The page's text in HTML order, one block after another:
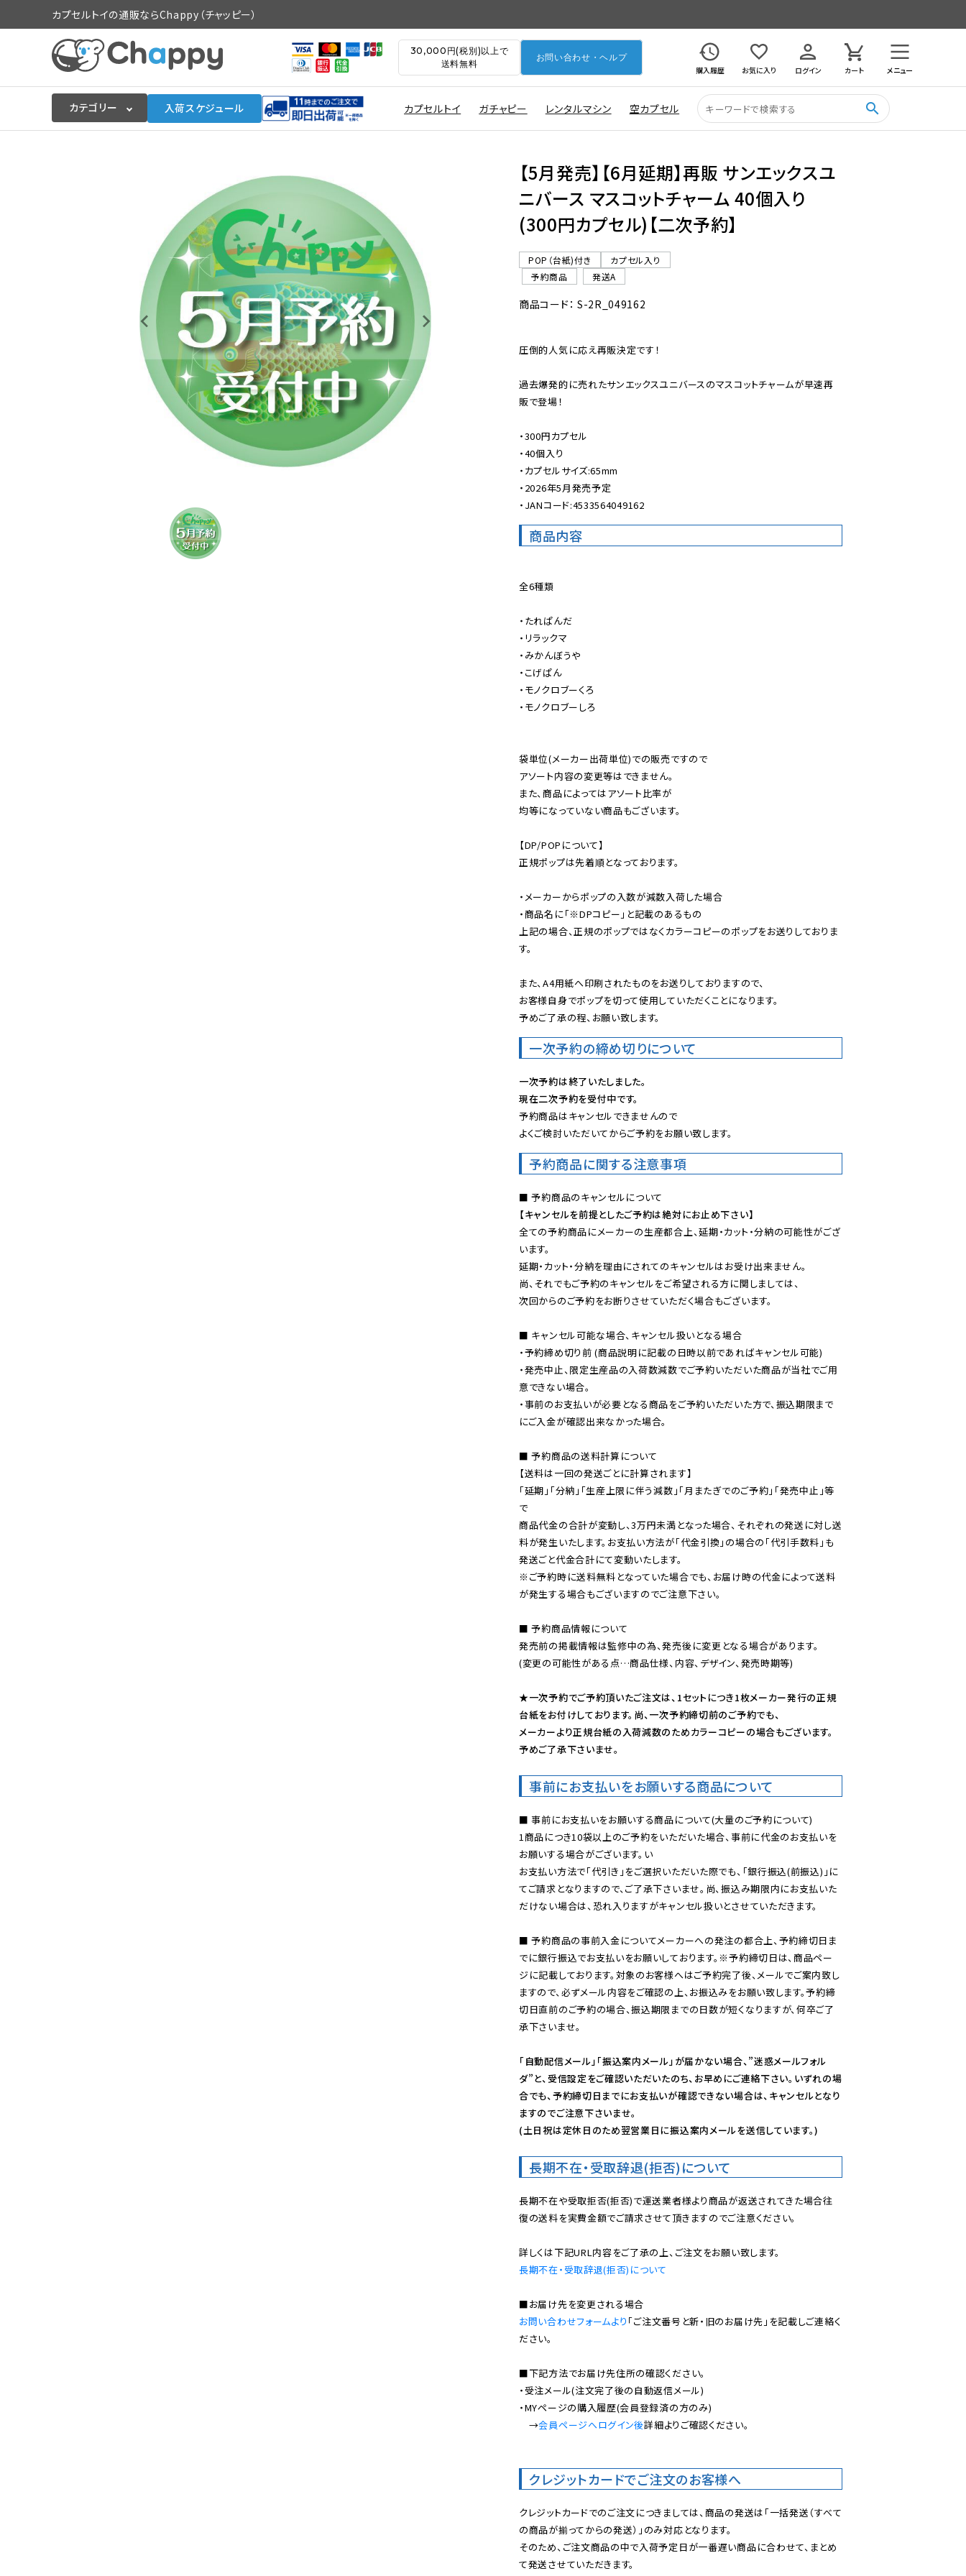
カプセルトイの通販ならChappy（チャッピー）
30,000円(税別)以上で
送料無料
お問い合わせ・ヘルプ
購入履歴
お気に入り ログイン カート メニュー
カテゴリー 入荷スケジュール カプセルトイ ガチャピー レンタルマシン 空カプセル search
【5月発売】【6月延期】再販 サンエックスユ
ニバース マスコットチャーム 40個入り
(300円カプセル)【二次予約】
POP（台紙)付き
カプセル入り
予約商品
発送A
商品コード： S-2R_049162
圧倒的人気に応え再販決定です！
過去爆発的に売れたサンエックスユニバースのマスコットチャームが早速再
販で登場！
・300円カプセル
・40個入り
・カプセルサイズ:65mm
・2026年5月発売予定
・JANコード:4533564049162
商品内容
全6種類
・たれぱんだ
・リラックマ
・みかんぼうや
・こげぱん
・モノクロブーくろ
・モノクロブーしろ
袋単位(メーカー出荷単位)での販売ですので
アソート内容の変更等はできません。
また、商品によってはアソート比率が
均等になっていない商品もございます。
【DP/POPについて】
正規ポップは先着順となっております。
・メーカーからポップの入数が減数入荷した場合
・商品名に「※DPコピー」と記載のあるもの
上記の場合、正規のポップではなくカラーコピーのポップをお送りしておりま
す。
また、A4用紙へ印刷されたものをお送りしておりますので、
お客様自身でポップを切って使用していただくことになります。
予めご了承の程、お願い致します。
一次予約の締め切りについて
一次予約は終了いたしました。
現在二次予約を受付中です。
予約商品はキャンセルできませんので
よくご検討いただいてからご予約をお願い致します。
予約商品に関する注意事項
【キャンセルを前提としたご予約は絶対にお止め下さい】
全ての予約商品にメーカーの生産都合上、延期・カット・分納の可能性がござ
います。
延期・カット・分納を理由にされてのキャンセルはお受け出来ません。
尚、それでもご予約のキャンセルをご希望される方に関しましては、
次回からのご予約をお断りさせていただく場合もございます。
■ キャンセル可能な場合、キャンセル扱いとなる場合
・予約締め切り前 (商品説明に記載の日時以前であればキャンセル可能)
・発売中止、限定生産品の入荷数減数でご予約いただいた商品が当社でご用
意できない場合。
・事前のお支払いが必要となる商品をご予約いただいた方で、振込期限まで
にご入金が確認出来なかった場合。
■ 予約商品の送料計算について
【送料は一回の発送ごとに計算されます】
「延期」「分納」「生産上限に伴う減数」「月またぎでのご予約」「発売中止」等
で
商品代金の合計が変動し、3万円未満となった場合、それぞれの発送に対し送
料が発生いたします。お支払い方法が「代金引換」の場合の「代引手数料」も
※ご予約時に送料無料となっていた場合でも、お届け時の代金によって送料
が発生する場合もございますのでご注意下さい。
■ 予約商品情報について
発売前の掲載情報は監修中の為、発売後に変更となる場合があります。
(変更の可能性がある点…商品仕様、内容、デザイン、発売時期等)
★一次予約でご予約頂いたご注文は、1セットにつき1枚メーカー発行の正規
台紙をお付けしております。尚、一次予約締切前のご予約でも、
メーカーより正規台紙の入荷減数のためカラーコピーの場合もございます。
予めご了承下さいませ。
事前にお支払いをお願いする商品について
■ 事前にお支払いをお願いする商品について(大量のご予約について)
1商品につき10袋以上のご予約をいただいた場合、事前に代金のお支払いを
お願いする場合がございます。い
お支払い方法で「代引き」をご選択いただいた際でも、「銀行振込(前振込)」に
てご請求となりますので、ご了承下さいませ。尚、振込み期限内にお支払いた
だけない場合は、恐れ入りますがキャンセル扱いとさせていただきます。
■ 予約商品の事前入金についてメーカーへの発注の都合上、予約締切日ま
でに銀行振込でお支払いをお願いしております。※予約締切日は、商品ペー
ジに記載しております。対象のお客様へはご予約完了後、メールでご案内致し
ますので、必ずメール内容をご確認の上、お振込みをお願い致します。予約締
切日直前のご予約の場合、振込期限までの日数が短くなりますが、何卒ご了
承下さいませ。
「自動配信メール」「振込案内メール」が届かない場合、”迷惑メールフォル
ダ”と、受信設定をご確認いただいたのち、お早めにご連絡下さい。いずれの場
合でも、予約締切日までにお支払いが確認できない場合は、キャンセルとなり
ますのでご注意下さいませ。
(土日祝は定休日のため翌営業日に振込案内メールを送信しています。)
長期不在・受取辞退(拒否)について
長期不在や受取拒否(拒否)で運送業者様より商品が返送されてきた場合往
復の送料を実費金額でご請求させて頂きますのでご注意ください。
長期不在・受取辞退(拒否)について
お問い合わせフォームより 「ご注文番号と新・旧のお届け先」を記載しご連絡く
ださい。
■下記方法でお届け先住所の確認ください。
・受注メール(注文完了後の自動返信メール)
・MYページの購入履歴(会員登録済の方のみ)
→会員ページへログイン後詳細よりご確認ください。
クレジットカードでご注文のお客様へ
クレジットカードでのご注文につきましては、商品の発送は「一括発送（すべて
の商品が揃ってからの発送）」のみ対応となります。
そのため、ご注文商品の中で入荷予定日が一番遅い商品に合わせて、まとめ
て発送させていただきます。